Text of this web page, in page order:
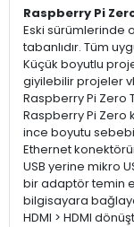
Raspberry Pi
Eski sürümlerinde
tabanlıdır. Tüm
Küçük boyutlu
giyilebilir projeler
Raspberry Pi Zero
Raspberry Pi Zero
ince boyutu sebebi
Ethernet
USB yerine mikro
bir adaptör temin
bilgisayara
HDMI > HDMI